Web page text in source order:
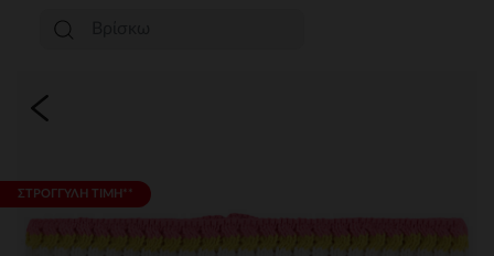
ΣΤΡΟΓΓΥΛΗ ΤΙΜΗ**